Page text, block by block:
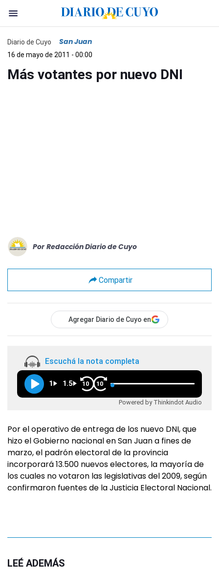
Diario de Cuyo San Juan
16 de mayo de 2011 - 00:00
Más votantes por nuevo DNI
Por Redacción Diario de Cuyo
Compartir
Agregar Diario de Cuyo en
Escuchá la nota completa
1 1.5 10 10
Powered by Thinkindot Audio
Por el operativo de entrega de los nuevo DNI, que
hizo el Gobierno nacional en San Juan a fines de
marzo, el padrón electoral de la provincia
incorporará 13.500 nuevos electores, la mayoría de
los cuales no votaron las legislativas del 2009, según
confirmaron fuentes de la Justicia Electoral Nacional.
LEÉ ADEMÁS